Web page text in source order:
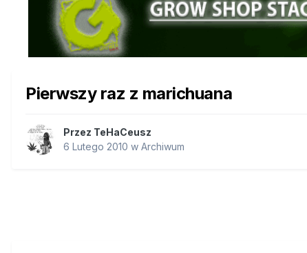
Pierwszy raz z marichuana
Przez TeHaCeusz
6 Lutego 2010 w Archiwum